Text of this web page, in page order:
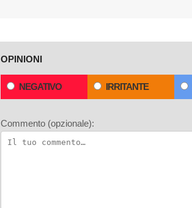
OPINIONI
NEGATIVO IRRITANTE
Commento (opzionale):